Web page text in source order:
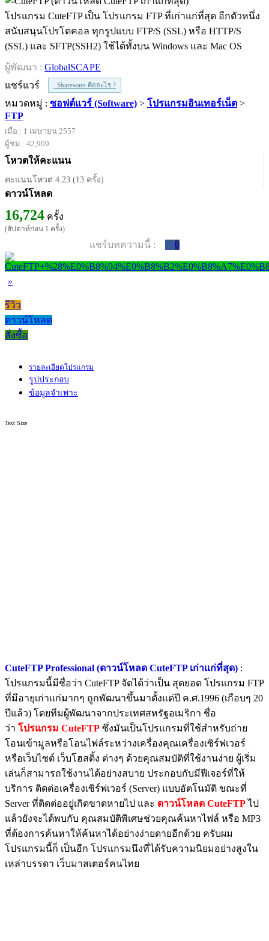
โปรแกรม CuteFTP เป็น โปรแกรม FTP ที่เก่าแก่ที่สุด อีกตัวหนึ่ง
สนับสนุนโปรโตคอล ทุกรูปแบบ FTP/S (SSL) หรือ HTTP/S
(SSL) และ SFTP(SSH2) ใช้ได้ทั้งบน Windows และ Mac OS
ผู้พัฒนา : GlobalSCAPE
แชร์แวร์
Shareware คืออะไร ?
หมวดหมู่ : ซอฟต์แวร์ (Software) > โปรแกรมอินเทอร์เน็ต >
FTP
เมื่อ : 1 เมษายน 2557
ผู้ชม : 42,909
โหวตให้คะแนน
คะแนนโหวต 4.23 (13 ครั้ง)
ดาวน์โหลด
16,724 ครั้ง
(สัปดาห์ก่อน 1 ครั้ง)
แชร์บทความนี้ : 0
»
รีวิว
ดาวน์โหลด
สั่งซื้อ
รายละเอียดโปรแกรม
รูปประกอบ
ข้อมูลจำเพาะ
Text Size
CuteFTP Professional (ดาวน์โหลด CuteFTP เก่าแก่ที่สุด) :
โปรแกรมนี้มีชื่อว่า CuteFTP จัดได้ว่าเป็น สุดยอด โปรแกรม FTP
ที่มีอายุเก่าแก่มากๆ ถูกพัฒนาขึ้นมาตั้งแต่ปี ค.ศ.1996 (เกือบๆ 20
ปีแล้ว) โดยทีมผู้พัฒนาจากประเทศสหรัฐอเมริกา ชื่อ
ว่า โปรแกรม CuteFTP ซึ่งมันเป็นโปรแกรมที่ใช้สำหรับถ่าย
โอนเข้ามูลหรือโอนไฟล์ระหว่างเครื่องคุณเครื่องเซิร์ฟเวอร์
หรือเว็บไซต์ เว็บโฮสติ้ง ต่างๆ ด้วยคุณสมบัติที่ใช้งานง่าย ผู้เริ่ม
เล่นก็สามารถใช้งานได้อย่างสบาย ประกอบกับมีฟีเจอร์ที่ให้
บริการ ติดต่อเครื่องเซิร์ฟเวอร์ (Server) แบบอัตโนมัติ ขณะที่
Server ที่ติดต่ออยู่เกิดขาดหายไป และ ดาวน์โหลด CuteFTP ไป
แล้วยังจะได้พบกับ คุณสมบัติพิเศษช่วยคุณค้นหาไฟล์ หรือ MP3
ที่ต้องการค้นหาให้ค้นหาได้อย่างง่ายดายอีกด้วย ครับผม
โปรแกรมนี้ก็ เป็นอีก โปรแกรมนึงที่ได้รับความนิยมอย่างสูงใน
เหล่าบรรดา เว็บมาสเตอร์คนไทย